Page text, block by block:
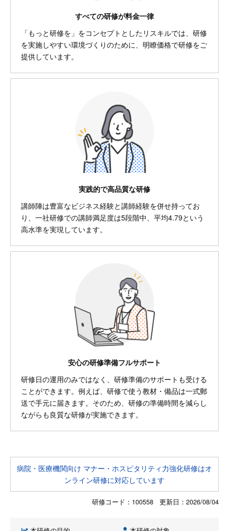
すべての研修が料金一律
「もっと研修を」をコンセプトとしたリスキルでは、研修
を実施しやすい環境づくりのために、明瞭価格で研修をご
提供しています。
実践的で高品質な研修
講師陣は豊富なビジネス経験と講師経験を併せ持ってお
り、一社研修での講師満足度は5段階中、平均4.79という
高水準を実現しています。
安心の研修準備フルサポート
研修日の運用のみではなく、研修準備のサポートも受ける
ことができます。例えば、研修で使う教材・備品は一式郵
送で手元に届きます。そのため、研修の準備時間を減らし
ながらも良質な研修が実施できます。
病院・医療機関向け マナー・ホスピタリティ力強化研修はオ
ンライン研修に対応しています
研修コード：100558 更新日： 2026/08/04